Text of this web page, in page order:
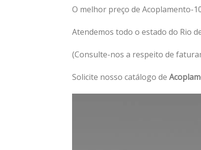
O melhor preço de Acoplamento-
Atendemos todo o estado do Rio
(Consulte-nos a respeito de
Solicite nosso catálogo de